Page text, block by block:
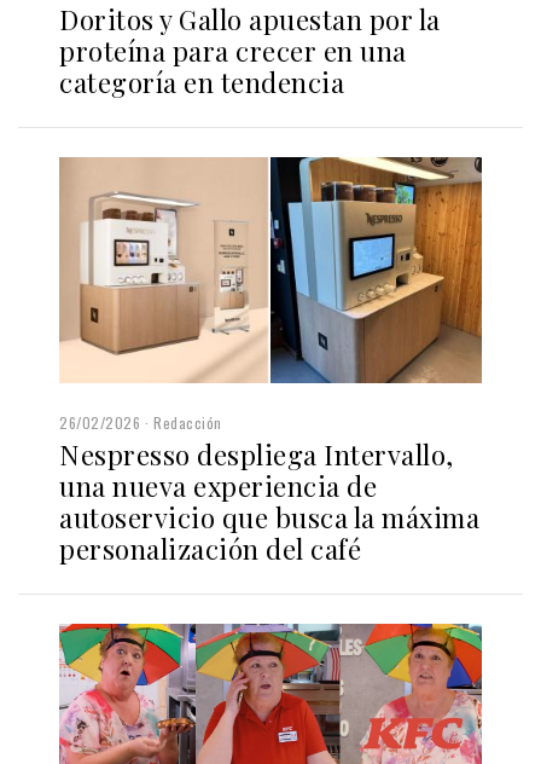
Doritos y Gallo apuestan por la
proteína para crecer en una
categoría en tendencia
26/02/2026 Redacción
Nespresso despliega Intervallo,
una nueva experiencia de
autoservicio que busca la máxima
personalización del café